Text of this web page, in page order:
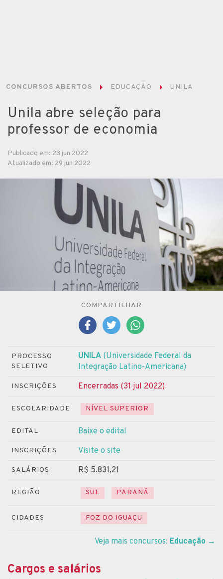
CONCURSOS ABERTOS EDUCAÇÃO UNILA
Unila abre seleção para
professor de economia
Publicado em: 23 jun 2022
Atualizado em: 29 jun 2022
COMPARTILHAR
PROCESSO
SELETIVO
UNILA (Universidade Federal da
Integração Latino-Americana)
INSCRIÇÕES Encerradas (31 jul 2022)
ESCOLARIDADE NÍVEL SUPERIOR
EDITAL Baixe o edital
INSCRIÇÕES Visite o site
SALÁRIOS R$ 5.831,21
REGIÃO SUL PARANÁ
CIDADES FOZ DO IGUAÇU
Veja mais concursos: Educação →
Cargos e salários